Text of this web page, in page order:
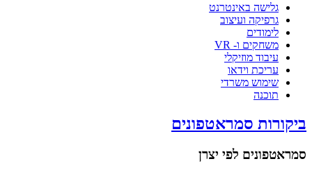
גלישה באינטרנט
גרפיקה ועיצוב
לימודים
משחקים ו- VR
עיבוד מוזיקלי
עריכת וידאו
שימוש משרדי
תוכנה
ביקורות סמראטפונים
סמראטפונים לפי יצרן